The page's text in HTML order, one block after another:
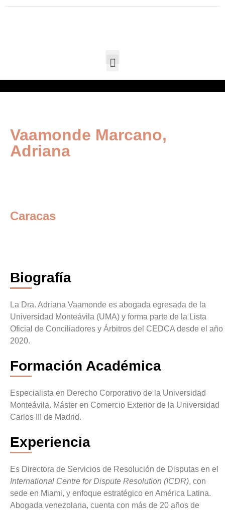
Vaamonde Marcano,
Adriana
Caracas
Biografía
La Dra. Adriana Vaamonde es abogada egresada de la
Universidad Monteávila (UMA) y forma parte de la Lista
Oficial de Conciliadores y Árbitros del CEDCA desde el año
2020.
Formación Académica
Especialista en Derecho Corporativo de la Universidad
Monteávila. Máster en Comercio Exterior de la Universidad
Carlos III de Madrid.
Experiencia
Es Directora de Servicios de Resolución de Disputas en el
International Centre for Dispute Resolution (ICDR), con
sede en Miami, y enfoque estratégico en América Latina.
Abogada venezolana, cuenta con más de 20 años de